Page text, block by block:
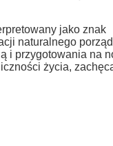
jako znak
naturalnego
i przygotowania na
życia,